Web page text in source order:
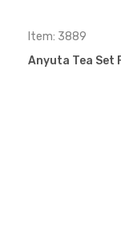
Item: 3889
Anyuta Tea Set